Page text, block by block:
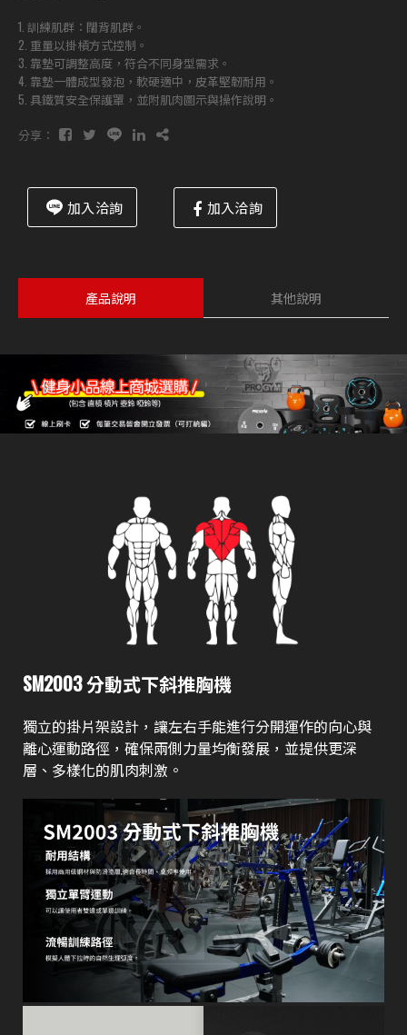
1. 訓練肌群：闊背肌群。
2. 重量以掛槓方式控制。
3. 靠墊可調整高度，符合不同身型需求。
4. 靠墊一體成型發泡，軟硬適中，皮革堅韌耐用。
5. 具鐵質安全保護罩，並附肌肉圖示與操作說明。
分享：
加入洽詢 加入洽詢
產品說明 其他說明
SM2003 分動式下斜推胸機
獨立的掛片架設計，讓左右手能進行分開運作的向心與
離心運動路徑，確保兩側力量均衡發展，並提供更深
層、多樣化的肌肉刺激。